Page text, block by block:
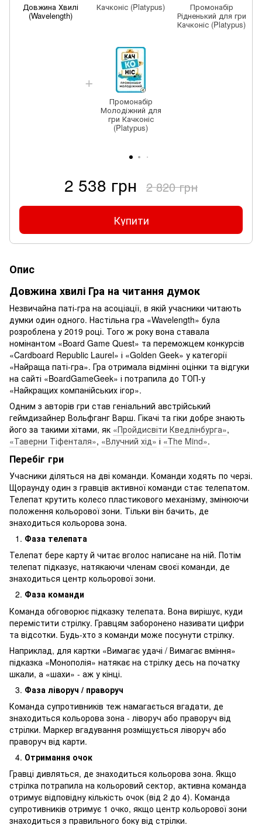
Довжина Хвилі
(Wavelength)
Качконіс (Platypus) Промонабір
Рідненький для гри
Качконіс (Platypus)
Промонабір
Молодіжний для
гри Качконіс
(Platypus)
2 538 грн 2 820 грн
Купити
Опис
Довжина хвилі Гра на читання думок
Незвичайна паті-гра на асоціації, в якій учасники читають
думки один одного. Настільна гра «Wavelength» була
розроблена у 2019 році. Того ж року вона ставала
номінантом «Board Game Quest» та переможцем конкурсів
«Cardboard Republic Laurel» і «Golden Geek» у категорії
«Найраща паті-гра». Гра отримала відмінні оцінки та відгуки
на сайті «BoardGameGeek» і потрапила до ТОП-у
«Найкращих компанійських ігор».
Одним з авторів гри став геніальний австрійський
геймдизайнер Вольфганг Варш. Гікачі та гіки добре знають
його за такими хітами, як «Пройдисвіти Кведлінбурга»,
«Таверни Тіфенталя», «Влучний хід» і «The Mind».
Перебіг гри
Учасники діляться на дві команди. Команди ходять по черзі.
Щораунду один з гравців активної команди стає телепатом.
Телепат крутить колесо пластикового механізму, змінюючи
положення кольорової зони. Тільки він бачить, де
знаходиться кольорова зона.
Фаза телепата
Телепат бере карту й читає вголос написане на ній. Потім
телепат підказує, натякаючи членам своєї команди, де
знаходиться центр кольорової зони.
Фаза команди
Команда обговорює підказку телепата. Вона вирішує, куди
перемістити стрілку. Гравцям заборонено називати цифри
та відсотки. Будь-хто з команди може посунути стрілку.
Наприклад, для картки «Вимагає удачі / Вимагає вміння»
підказка «Монополія» натякає на стрілку десь на початку
шкали, а «шахи» - аж у кінці.
Фаза ліворуч / праворуч
Команда супротивників теж намагається вгадати, де
знаходиться кольорова зона - ліворуч або праворуч від
стрілки. Маркер вгадування розміщується ліворуч або
праворуч від карти.
Отримання очок
Гравці дивляться, де знаходиться кольорова зона. Якщо
стрілка потрапила на кольоровий сектор, активна команда
отримує відповідну кількість очок (від 2 до 4). Команда
супротивників отримує 1 очко, якщо центр кольорової зони
знаходиться з правильного боку від стрілки.